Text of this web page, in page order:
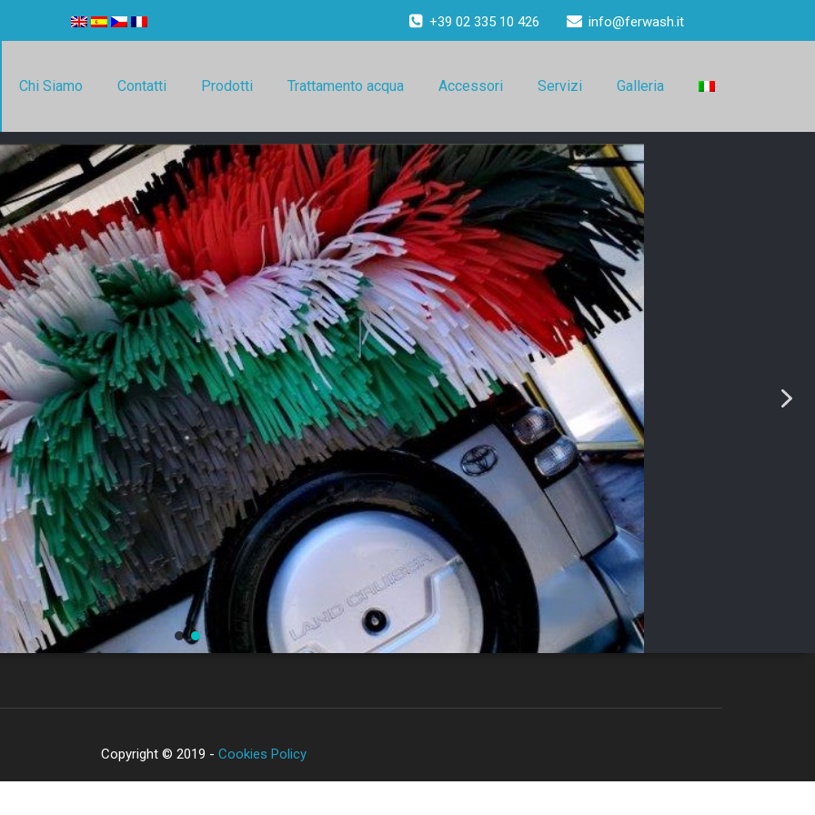
+39 02 335 10 426 info@ferwash.it
Chi Siamo Contatti Prodotti Trattamento acqua Accessori Servizi Galleria
Copyright © 2019 - Cookies Policy